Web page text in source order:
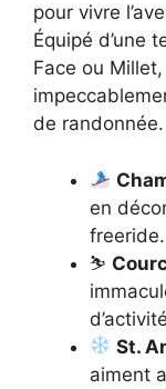
pour vivre
Équipé d’une
Face ou
de randonnée.
en
freeride.
⛷️
St.
aiment